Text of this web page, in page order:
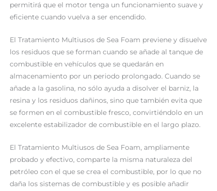
permitirá que el motor tenga un funcionamiento suave y
eficiente cuando vuelva a ser encendido.
El Tratamiento Multiusos de Sea Foam previene y disuelve
los residuos que se forman cuando se añade al tanque de
combustible en vehículos que se quedarán en
almacenamiento por un periodo prolongado. Cuando se
añade a la gasolina, no sólo ayuda a disolver el barniz, la
resina y los residuos dañinos, sino que también evita que
se formen en el combustible fresco, convirtiéndolo en un
excelente estabilizador de combustible en el largo plazo.
El Tratamiento Multiusos de Sea Foam, ampliamente
probado y efectivo, comparte la misma naturaleza del
petróleo con el que se crea el combustible, por lo que no
daña los sistemas de combustible y es posible añadir